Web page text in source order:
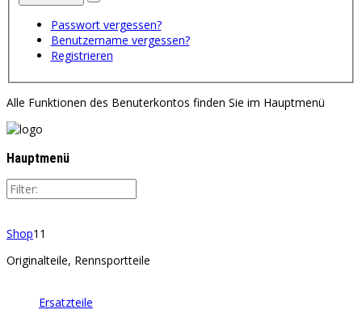
Passwort vergessen?
Benutzername vergessen?
Registrieren
Alle Funktionen des Benuterkontos finden Sie im Hauptmenü
Hauptmenü
Shop11
Originalteile, Rennsportteile
Ersatzteile